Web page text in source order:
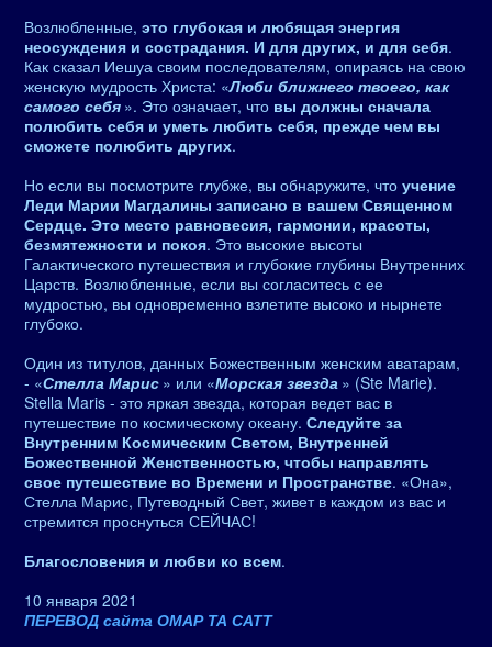
Возлюбленные, это глубокая и любящая энергия
неосуждения и сострадания. И для других, и для себя.
Как сказал Иешуа своим последователям, опираясь на свою
женскую мудрость Христа: «Люби ближнего твоего, как
самого себя ». Это означает, что вы должны сначала
полюбить себя и уметь любить себя, прежде чем вы
сможете полюбить других.
Но если вы посмотрите глубже, вы обнаружите, что учение
Леди Марии Магдалины записано в вашем Священном
Сердце. Это место равновесия, гармонии, красоты,
безмятежности и покоя. Это высокие высоты
Галактического путешествия и глубокие глубины Внутренних
Царств. Возлюбленные, если вы согласитесь с ее
мудростью, вы одновременно взлетите высоко и нырнете
глубоко.
Один из титулов, данных Божественным женским аватарам,
- «Стелла Марис » или «Морская звезда » (Ste Marie).
Stella Maris - это яркая звезда, которая ведет вас в
путешествие по космическому океану. Следуйте за
Внутренним Космическим Светом, Внутренней
Божественной Женственностью, чтобы направлять
свое путешествие во Времени и Пространстве. «Она»,
Стелла Марис, Путеводный Свет, живет в каждом из вас и
стремится проснуться СЕЙЧАС!
Благословения и любви ко всем.
10 января 2021
ПЕРЕВОД сайта ОМАР ТА САТТ